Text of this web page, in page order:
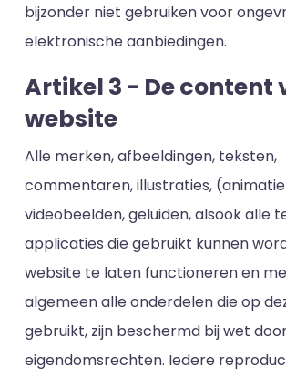
bijzonder niet gebruiken voor
elektronische aanbiedingen.
Artikel 3 - De content
website
Alle merken, afbeeldingen, teksten,
commentaren, illustraties,
videobeelden, geluiden, alsook alle
applicaties die gebruikt kunnen
website te laten functioneren en
algemeen alle onderdelen die op
gebruikt, zijn beschermd bij wet
eigendomsrechten. Iedere